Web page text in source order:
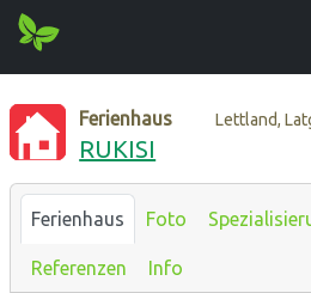
Ferienhaus Lettland,
RUKISI
Ferienhaus Foto
Referenzen Info